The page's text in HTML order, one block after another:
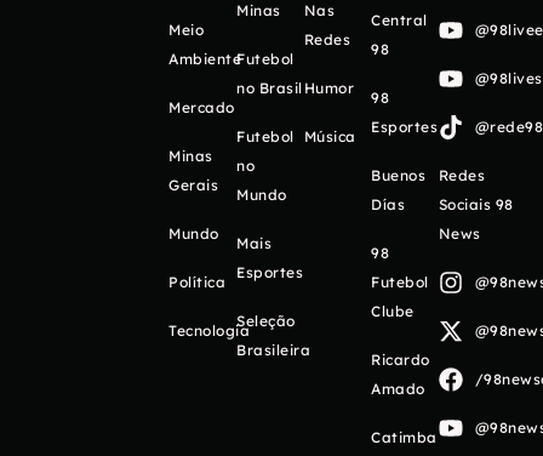
Meio
Ambiente
Mercado
Minas
Gerais
Mundo
Política
Tecnologia
Minas
Futebol
no Brasil
Futebol
no
Mundo
Mais
Esportes
Seleção
Brasileira
Nas
Redes
Humor
Música
Central
98
98
Esportes
Buenos
Días
98
Futebol
Clube
Ricardo
Amado
Catimba
Redes
Sociais 98
News
/